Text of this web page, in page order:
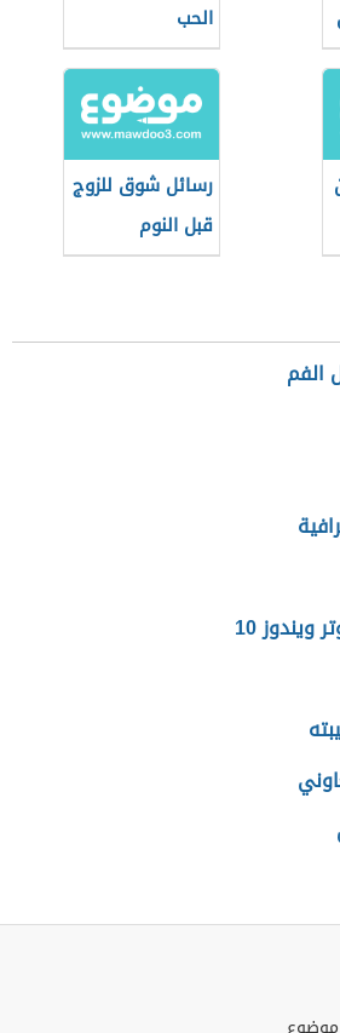
الحب
رسائل شوق للزوج
قبل النوم
الفم
10